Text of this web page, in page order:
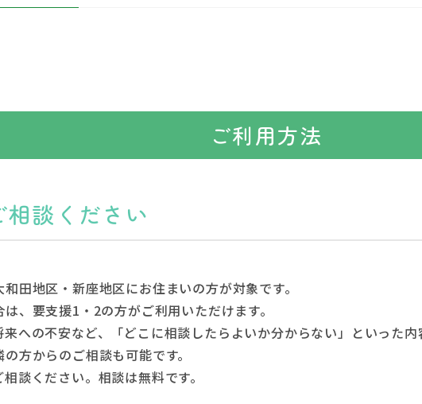
ご利用方法
談ください
田地区・新座地区にお住まいの方が対象です。
、要支援1・2の方がご利用いただけます。
への不安など、「どこに相談したらよいか分からない」といった内
方からのご相談も可能です。
談ください。相談は無料です。